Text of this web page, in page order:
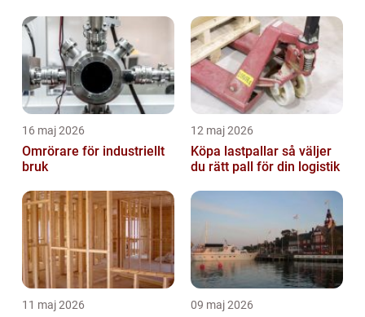
16 maj 2026
Omrörare för industriellt
bruk
12 maj 2026
Köpa lastpallar så väljer
du rätt pall för din logistik
11 maj 2026 09 maj 2026